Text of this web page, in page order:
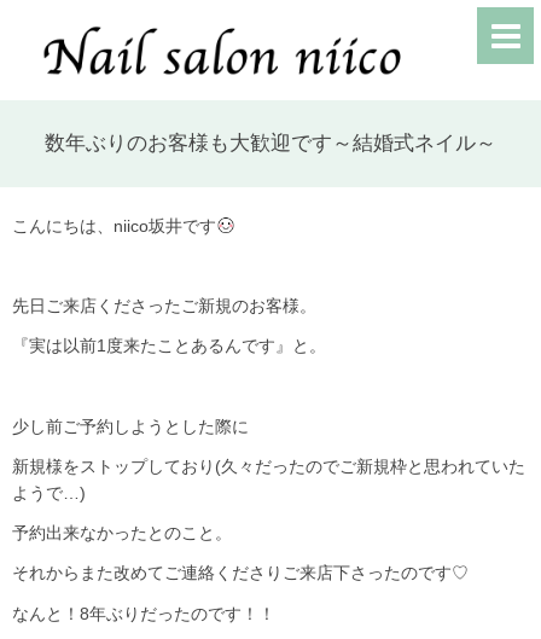
数年ぶりのお客様も大歓迎です～結婚式ネイル～
こんにちは、niico坂井です
先日ご来店くださったご新規のお客様。
『実は以前1度来たことあるんです』と。
少し前ご予約しようとした際に
新規様をストップしており(久々だったのでご新規枠と思われていた
ようで…)
予約出来なかったとのこと。
それからまた改めてご連絡くださりご来店下さったのです♡
なんと！8年ぶりだったのです！！